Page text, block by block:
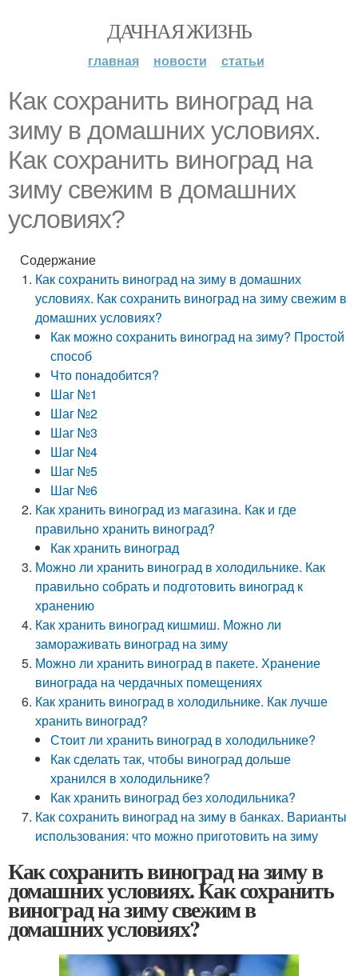
ДАЧНАЯ ЖИЗНЬ
главная новости статьи
Как сохранить виноград на
зиму в домашних условиях.
Как сохранить виноград на
зиму свежим в домашних
условиях?
Содержание
Как сохранить виноград на зиму в домашних
условиях. Как сохранить виноград на зиму свежим в
домашних условиях?
Как можно сохранить виноград на зиму? Простой
способ
Что понадобится?
Шаг №1
Шаг №2
Шаг №3
Шаг №4
Шаг №5
Шаг №6
Как хранить виноград из магазина. Как и где
правильно хранить виноград?
Как хранить виноград
Можно ли хранить виноград в холодильнике. Как
правильно собрать и подготовить виноград к
хранению
Как хранить виноград кишмиш. Можно ли
замораживать виноград на зиму
Можно ли хранить виноград в пакете. Хранение
винограда на чердачных помещениях
Как хранить виноград в холодильнике. Как лучше
хранить виноград?
Стоит ли хранить виноград в холодильнике?
Как сделать так, чтобы виноград дольше
хранился в холодильнике?
Как хранить виноград без холодильника?
Как сохранить виноград на зиму в банках. Варианты
использования: что можно приготовить на зиму
Как сохранить виноград на зиму в
домашних условиях. Как сохранить
виноград на зиму свежим в
домашних условиях?